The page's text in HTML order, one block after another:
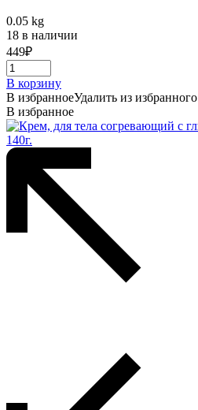
0.05 kg
18 в наличии
449₽
В корзину
В избранноеУдалить из избранного
В избранное